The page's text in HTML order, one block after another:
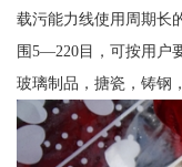
载污能力线使用周期长
围5—220目，可按用户
玻璃制品，搪瓷，铸钢